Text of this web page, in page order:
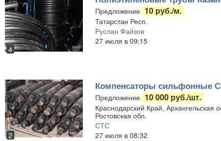
4
Предложение 10 руб./м.
Татарстан Респ.
Руслан Файзов
27 июля в 09:15
2
Компенсаторы сильфонные
Предложение 10 000 руб./шт.
Краснодарский Край, Архангельская
Ростовская обл.
СТС
27 июля в 08:32